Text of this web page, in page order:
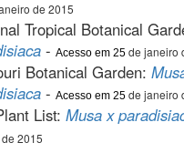
de 2015
Tropical Botanical
- Acesso em 25 de janeiro
Botanical Garden:
- Acesso em 25 de janeiro
List: Musa x
2015